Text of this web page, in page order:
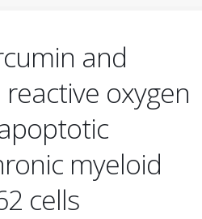
and
oxygen
myeloid
cells